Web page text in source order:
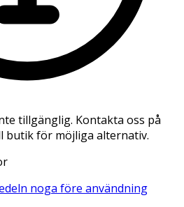
tillgänglig. Kontakta oss på
butik för möjliga alternativ.
noga före användning